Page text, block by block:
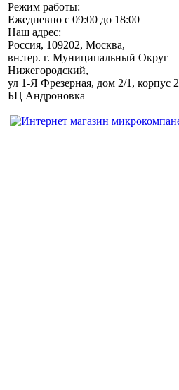
Режим работы:
Ежедневно с 09:00 до 18:00
Наш адрес:
Россия, 109202, Москва,
вн.тер. г. Муниципальный Округ
Нижегородский,
ул 1-Я Фрезерная, дом 2/1, корпус 2
БЦ Андроновка